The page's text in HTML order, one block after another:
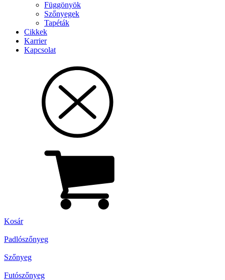
Függönyök
Szőnyegek
Tapéták
Cikkek
Karrier
Kapcsolat
Kosár
Padlószőnyeg
Szőnyeg
Futószőnyeg